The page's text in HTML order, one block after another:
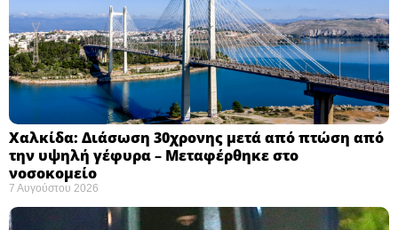
Χαλκίδα: Διάσωση 30χρονης μετά από πτώση από
την υψηλή γέφυρα – Μεταφέρθηκε στο
νοσοκομείο ​
7 Αυγούστου 2026